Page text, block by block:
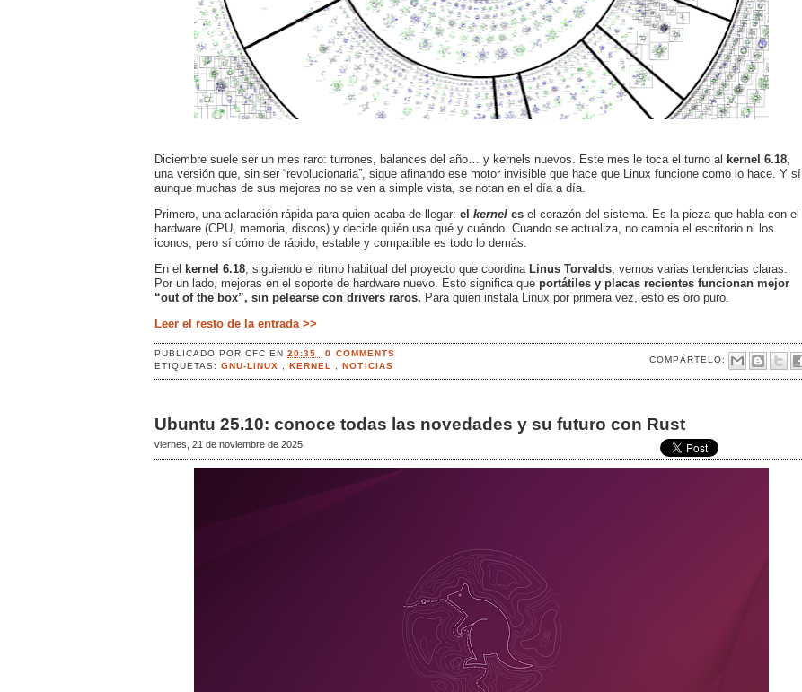
Diciembre suele ser un mes raro: turrones, balances del año… y kernels nuevos. Este mes le toca el turno al kernel 6.18
una versión que, sin ser “revolucionaria”, sigue afinando ese motor invisible que hace que Linux funcione como lo hace. Y sí,
aunque muchas de sus mejoras no se ven a simple vista, se notan en el día a día.
Primero, una aclaración rápida para quien acaba de llegar: el kernel es el corazón del sistema. Es la pieza que habla con el
hardware (CPU, memoria, discos) y decide quién usa qué y cuándo. Cuando se actualiza, no cambia el escritorio ni los
iconos, pero sí cómo de rápido, estable y compatible es todo lo demás.
En el kernel 6.18 , siguiendo el ritmo habitual del proyecto que coordina Linus Torvalds , vemos varias tendencias claras.
Por un lado, mejoras en el soporte de hardware nuevo. Esto significa que portátiles y placas recientes funcionan mejor
“out of the box”, sin pelearse con drivers raros. Para quien instala Linux por primera vez, esto es oro puro.
Leer el resto de la entrada >>
PUBLICADO PORCFCEN20:35 0 COMMENTS
COMPÁRTELO:
ETIQUETAS:GNU-LINUX ,KERNEL ,NOTICIAS
Ubuntu 25.10: conoce todas las novedades y su futuro con Rust
viernes, 21 de noviembre de 2025